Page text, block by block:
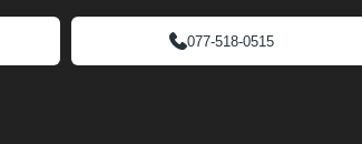
077-518-0515